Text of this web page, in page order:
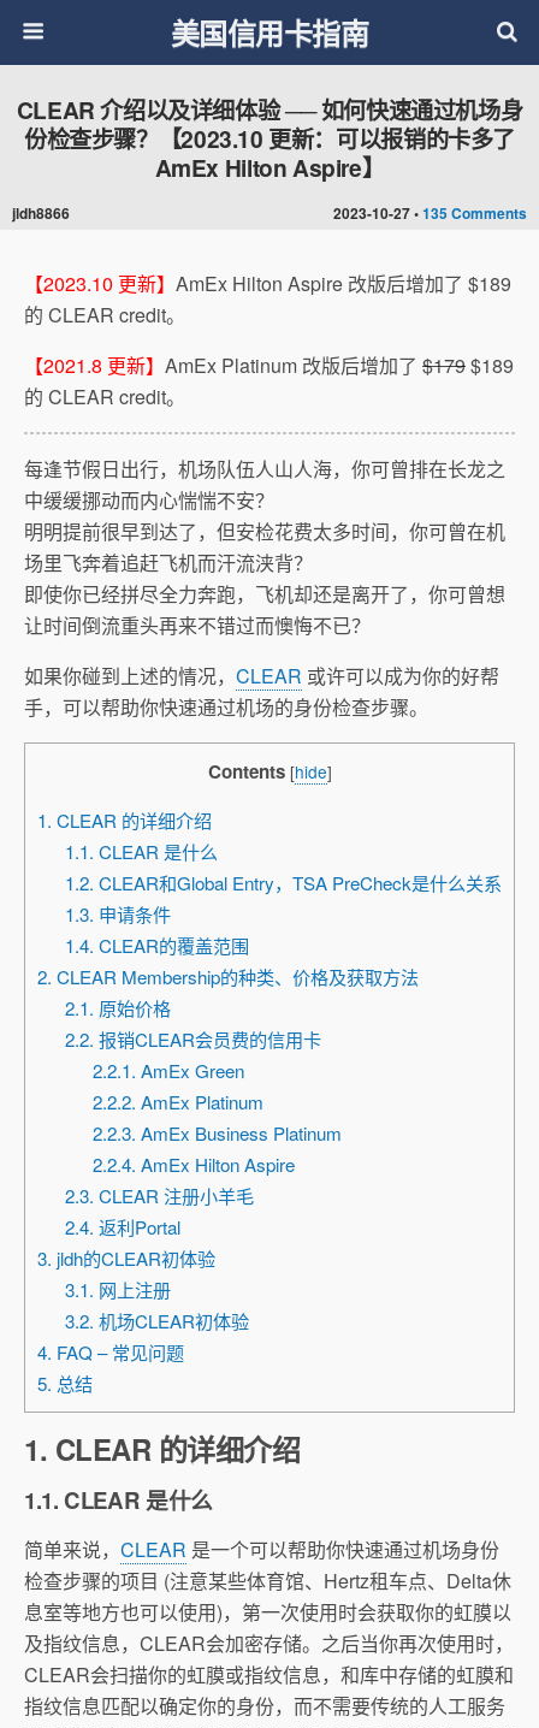
美国信用卡指南
2023-10-27 •135 Comments
CLEAR 介绍以及详细体验 ── 如何快速通过机场身
份检查步骤？【2023.10 更新：可以报销的卡多了
AmEx Hilton Aspire】
jldh8866
【2023.10 更新】 AmEx Hilton Aspire 改版后增加了 $189
的 CLEAR credit。
【2021.8 更新】 AmEx Platinum 改版后增加了 $179$189
的 CLEAR credit。
每逢节假日出行，机场队伍人山人海，你可曾排在长龙之
中缓缓挪动而内心惴惴不安？
明明提前很早到达了，但安检花费太多时间，你可曾在机
场里飞奔着追赶飞机而汗流浃背？
即使你已经拼尽全力奔跑，飞机却还是离开了，你可曾想
让时间倒流重头再来不错过而懊悔不已？
如果你碰到上述的情况， CLEAR 或许可以成为你的好帮
手，可以帮助你快速通过机场的身份检查步骤。
Contents [hide]
1. CLEAR 的详细介绍
1.1. CLEAR 是什么
1.2. CLEAR和Global Entry，TSA PreCheck是什么关系
1.3. 申请条件
1.4. CLEAR的覆盖范围
2. CLEAR Membership的种类、价格及获取方法
2.1. 原始价格
2.2. 报销CLEAR会员费的信用卡
2.2.1. AmEx Green
2.2.2. AmEx Platinum
2.2.3. AmEx Business Platinum
2.2.4. AmEx Hilton Aspire
2.3. CLEAR 注册小羊毛
2.4. 返利Portal
3. jldh的CLEAR初体验
3.1. 网上注册
3.2. 机场CLEAR初体验
4. FAQ – 常见问题
5. 总结
1. CLEAR 的详细介绍
1.1. CLEAR 是什么
简单来说， CLEAR 是一个可以帮助你快速通过机场身份
检查步骤的项目 (注意某些体育馆、Hertz租车点、Delta休
息室等地方也可以使用)，第一次使用时会获取你的虹膜以
及指纹信息，CLEAR会加密存储。之后当你再次使用时，
CLEAR会扫描你的虹膜或指纹信息，和库中存储的虹膜和
指纹信息匹配以确定你的身份，而不需要传统的人工服务